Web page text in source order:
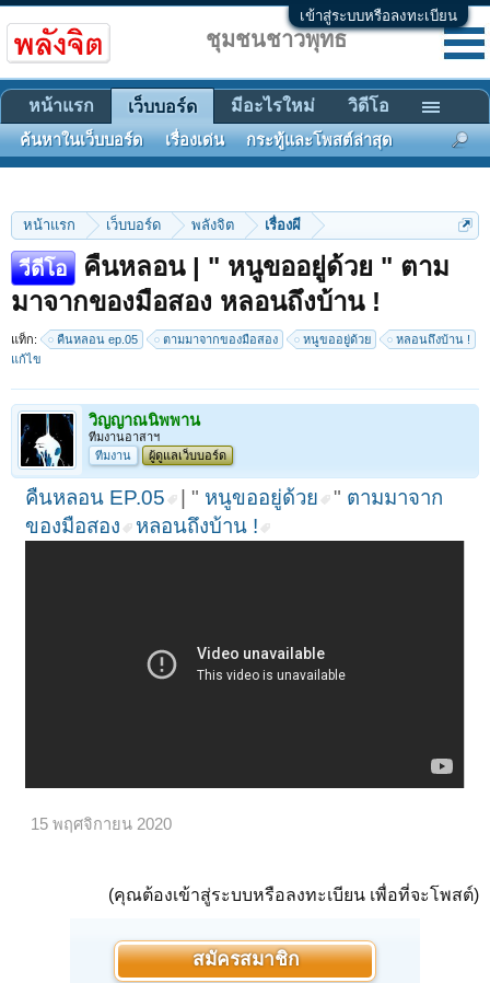
เข้าสู่ระบบหรือลงทะเบียน
หน้าแรก เว็บบอร์ด พลังจิต เรื่องผี
วีดีโอ
คืนหลอน | " หนูขออยู่ด้วย " ตาม
มาจากของมือสอง หลอนถึงบ้าน !
แท็ก: คืนหลอน ep.05 ตามมาจากของมือสอง หนูขออยู่ด้วย
หลอนถึงบ้าน !
แก้ไข
วิญญาณนิพพาน
ทีมงานอาสาฯ
ทีมงาน
ผู้ดูแลเว็บบอร์ด
คืนหลอน EP.05 | " หนูขออยู่ด้วย " ตามมาจาก
ของมือสอง
หลอนถึงบ้าน !
15 พฤศจิกายน 2020
(คุณต้องเข้าสู่ระบบหรือลงทะเบียน เพื่อที่จะโพสต์)
สมัครสมาชิก
ชุมชนชาวพุทธ
หน้าแรก เว็บบอร์ด
ค้นหาในเว็บบอร์ด เรื่องเด่น กระทู้และโพสต์ล่าสุด
มีอะไรใหม่ วิดีโอ